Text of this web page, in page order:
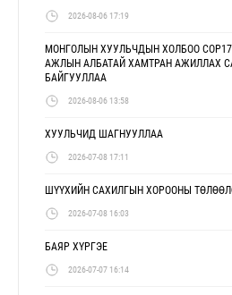
2026-08-06 17:19
МОНГОЛЫН ХУУЛЬЧДЫН ХОЛБОО
АЖЛЫН АЛБАТАЙ ХАМТРАН АЖИЛЛАХ
БАЙГУУЛЛАА
2026-08-06 13:58
ХУУЛЬЧИД ШАГНУУЛЛАА
2026-07-08 17:11
ШҮҮХИЙН САХИЛГЫН ХОРООНЫ
2026-07-08 16:03
БАЯР ХҮРГЭЕ
2026-07-07 16:14